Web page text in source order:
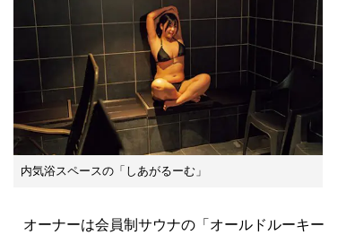
内気浴スペースの「しあがるーむ」
オーナーは会員制サウナの「オールドルーキー